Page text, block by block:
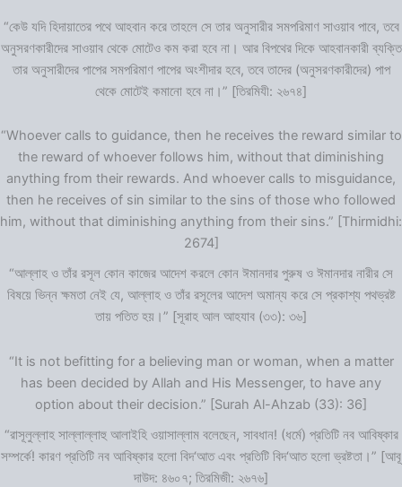
“কেউ যদি হিদায়াতের পথে আহবান করে তাহলে সে তার অনুসারীর সমপরিমাণ সাওয়াব পাবে, তবে
অনুসরণকারীদের সাওয়াব থেকে মোটেও কম করা হবে না। আর বিপথের দিকে আহবানকারী ব্যক্তি
তার অনুসারীদের পাপের সমপরিমাণ পাপের অংশীদার হবে, তবে তাদের (অনুসরণকারীদের) পাপ
থেকে মোটেই কমানো হবে না।” [তিরমিযী: ২৬৭৪]
“Whoever calls to guidance, then he receives the reward similar to
the reward of whoever follows him, without that diminishing
anything from their rewards. And whoever calls to misguidance,
then he receives of sin similar to the sins of those who followed
him, without that diminishing anything from their sins.” [Thirmidhi:
2674]
“আল্লাহ ও তাঁর রসূল কোন কাজের আদেশ করলে কোন ঈমানদার পুরুষ ও ঈমানদার নারীর সে
বিষয়ে ভিন্ন ক্ষমতা নেই যে, আল্লাহ ও তাঁর রসূলের আদেশ অমান্য করে সে প্রকাশ্য পথভ্রষ্ট
তায় পতিত হয়।” [সূরাহ আল আহযাব (৩৩): ৩৬]
“It is not befitting for a believing man or woman, when a matter
has been decided by Allah and His Messenger, to have any
option about their decision.” [Surah Al-Ahzab (33): 36]
“রাসূলুল্লাহ সাল্লাল্লাহু আলাইহি ওয়াসাল্লাম বলেছেন, সাবধান! (ধর্মে) প্রতিটি নব আবিষ্কার
সম্পর্কে! কারণ প্রতিটি নব আবিষ্কার হলো বিদ‘আত এবং প্রতিটি বিদ‘আত হলো ভ্রষ্টতা।” [আবূ
দাউদ: ৪৬০৭; তিরমিজী: ২৬৭৬]